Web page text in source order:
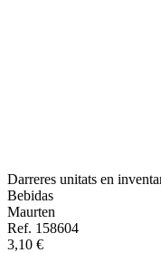
Darreres unitats en
Bebidas
Maurten
Ref. 158604
3,10 €